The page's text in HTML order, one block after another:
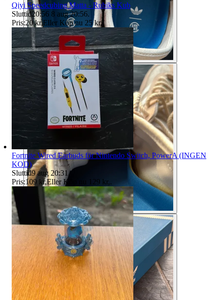
Qiyi Speedcubing Matta - Rubiks Kub
Sluttid20:56 8 aug 20:56.
Pris:20 kr,Eller Köp nu 25 kr,
Fortnite Wired Earbuds för Nintendo Switch, PowerA (INGEN
KOD)
Sluttid9 aug 20:31 .
Pris:109 kr,Eller Köp nu 129 kr,.